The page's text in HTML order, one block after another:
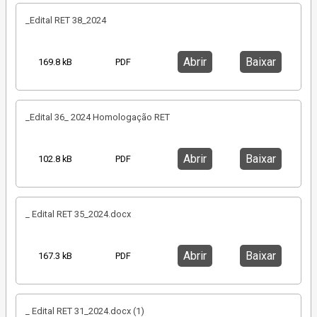
_Edital RET 38_2024
169.8 kB PDF Abrir Baixar
_Edital 36_ 2024 Homologação RET
102.8 kB PDF Abrir Baixar
_ Edital RET 35_2024.docx
167.3 kB PDF Abrir Baixar
_ Edital RET 31_2024.docx (1)